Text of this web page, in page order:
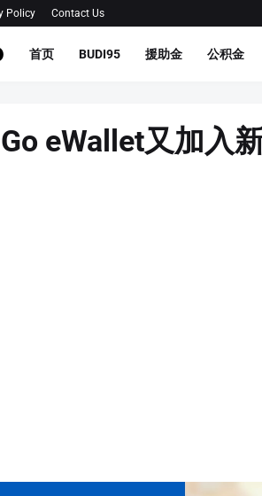
Policy Contact Us
首页 BUDI95 援助金 公积金
eWallet又加入